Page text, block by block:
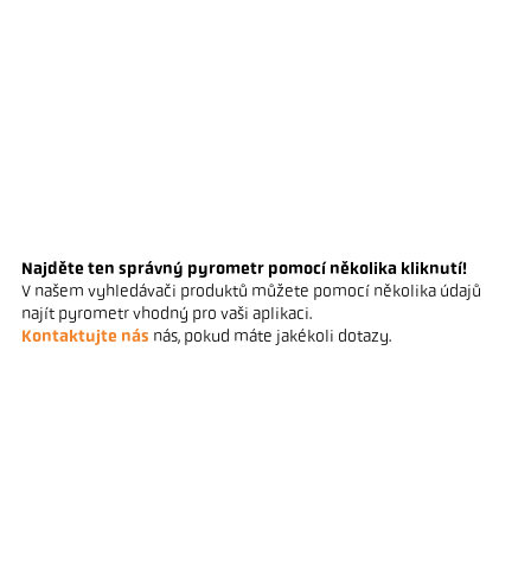
Najděte ten správný pyrometr pomocí několika kliknutí!
V našem vyhledávači produktů můžete pomocí několika údajů
najít pyrometr vhodný pro vaši aplikaci.
Kontaktujte nás nás, pokud máte jakékoli dotazy.